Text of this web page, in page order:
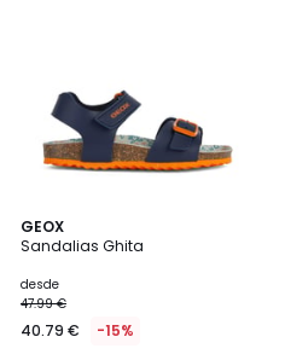
GEOX
Sandalias Ghita
desde
47.99 €
40.79 € -15%
4,5
/ 5